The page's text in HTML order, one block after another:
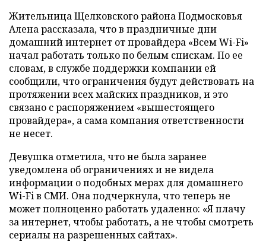
Жительница Щелковского района Подмосковья
Алена рассказала, что в праздничные дни
домашний интернет от провайдера «Всем Wi-Fi»
начал работать только по белым спискам. По ее
словам, в службе поддержки компании ей
сообщили, что ограничения будут действовать на
протяжении всех майских праздников, и это
связано с распоряжением «вышестоящего
провайдера», а сама компания ответственности
не несет.
Девушка отметила, что не была заранее
уведомлена об ограничениях и не видела
информации о подобных мерах для домашнего
Wi-Fi в СМИ. Она подчеркнула, что теперь не
может полноценно работать удаленно: «Я плачу
за интернет, чтобы работать, а не чтобы смотреть
сериалы на разрешенных сайтах».